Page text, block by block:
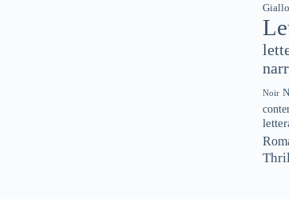
Giallo
Noir